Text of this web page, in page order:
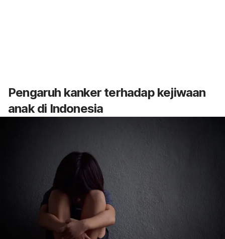
Pengaruh kanker terhadap kejiwaan
anak di Indonesia